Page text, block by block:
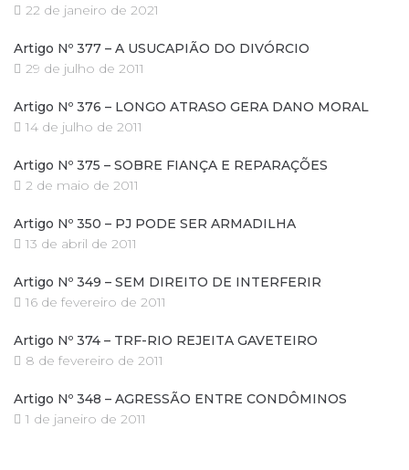
22 de janeiro de 2021
Artigo Nº 377 – A USUCAPIÃO DO DIVÓRCIO
29 de julho de 2011
Artigo Nº 376 – LONGO ATRASO GERA DANO MORAL
14 de julho de 2011
Artigo Nº 375 – SOBRE FIANÇA E REPARAÇÕES
2 de maio de 2011
Artigo Nº 350 – PJ PODE SER ARMADILHA
13 de abril de 2011
Artigo Nº 349 – SEM DIREITO DE INTERFERIR
16 de fevereiro de 2011
Artigo Nº 374 – TRF-RIO REJEITA GAVETEIRO
8 de fevereiro de 2011
Artigo Nº 348 – AGRESSÃO ENTRE CONDÔMINOS
1 de janeiro de 2011